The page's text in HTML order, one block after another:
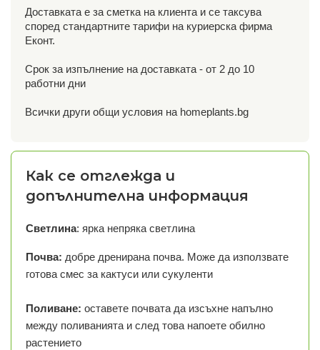
Доставката е за сметка на клиента и се таксува
според стандартните тарифи на куриерска фирма
Еконт.
Срок за изпълнение на доставката - от 2 до 10
работни дни
Всички други общи условия на homeplants.bg
Как се отглежда и
допълнителна информация
Светлина: ярка непряка светлина
Почва: добре дренирана почва. Може да използвате
готова смес за кактуси или сукуленти
Поливане: оставете почвата да изсъхне напълно
между поливанията и след това напоете обилно
растението